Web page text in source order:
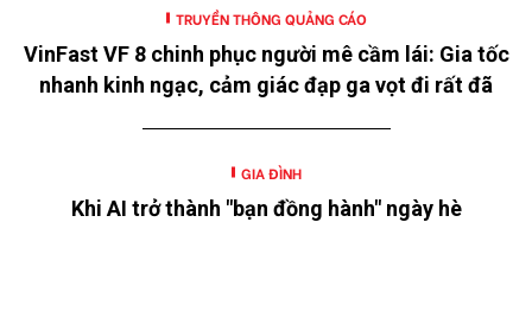
TRUYỀN THÔNG QUẢNG CÁO
VinFast VF 8 chinh phục người mê cầm lái: Gia tốc
nhanh kinh ngạc, cảm giác đạp ga vọt đi rất đã
GIA ĐÌNH
Khi AI trở thành "bạn đồng hành" ngày hè